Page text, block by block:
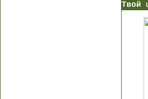
Твой шанс!